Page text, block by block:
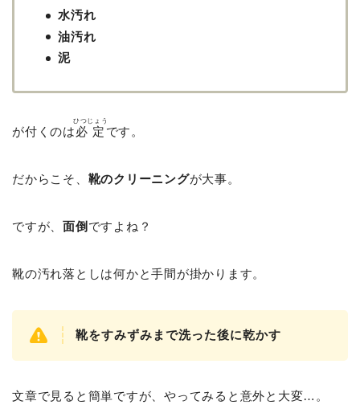
水汚れ
油汚れ
泥
が付くのは必定
ひつじょう
です。
だからこそ、 靴のクリーニングが大事。
ですが、面倒 ですよね？
靴の汚れ落としは何かと手間が掛かります。
靴をすみずみまで洗った後に乾かす
文章で見ると簡単ですが、やってみると意外と大変…。